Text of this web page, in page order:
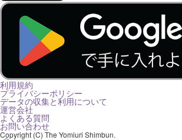
利用規約
プライバシーポリシー
データの収集と利用について
運営会社
よくある質問
お問い合わせ
Copyright (C) The Yomiuri Shimbun.